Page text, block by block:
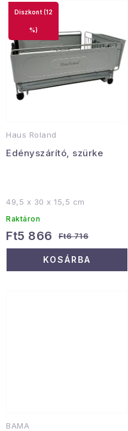
Januári akció
Veľkoobchodná spolupráca
A személyes adatok
Hogyan kell panaszkodni /
Haus Roland
Edényszárító, szürke
(12
%)
49,5 x 30 x 15,5 cm
Raktáron
Ft5 866 Ft6 716
KOSÁRBA
BAMA